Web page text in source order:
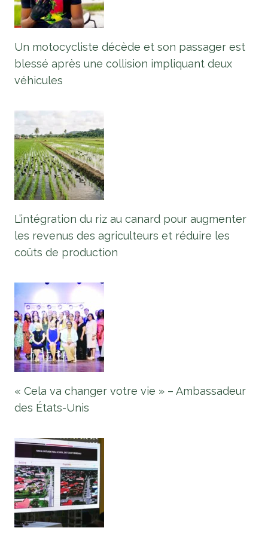
Un motocycliste décède et son passager est
blessé après une collision impliquant deux
véhicules
L’intégration du riz au canard pour augmenter
les revenus des agriculteurs et réduire les
coûts de production
« Cela va changer votre vie » – Ambassadeur
des États-Unis